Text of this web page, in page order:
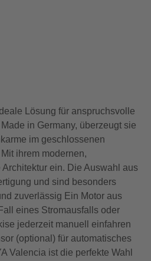
Lösung für anspruchsvolle
in Germany, überzeugt sie
im geschlossenen
ihrem modernen,
ein. Die Auswahl aus
und sind besonders
zuverlässig Ein Motor aus
eines Stromausfalls oder
jederzeit manuell einfahren
(optional) für automatisches
Valencia ist die perfekte Wahl